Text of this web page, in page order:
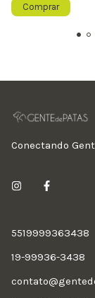
Conectando
5519999363438
19-99936-3438